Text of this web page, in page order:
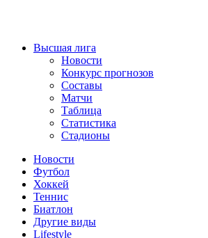
Высшая лига
Новости
Конкурс прогнозов
Составы
Матчи
Таблица
Статистика
Стадионы
Новости
Футбол
Хоккей
Теннис
Биатлон
Другие виды
Lifestyle